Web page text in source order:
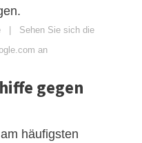
| Sehen Sie sich die
an
gegen
häufigsten